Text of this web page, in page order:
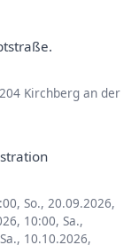
Kirchberg an der
, So., 20.09.2026,
10:00, Sa.,
Sa., 10.10.2026,